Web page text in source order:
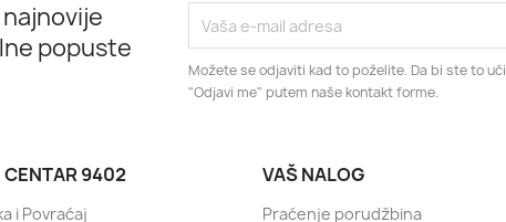
popuste
Možete se odjaviti kad to poželite. Da bi ste to
"Odjavi me" putem naše kontakt forme.
CENTAR 9402
i Povraćaj
VAŠ NALOG
Praćenje porudžbina